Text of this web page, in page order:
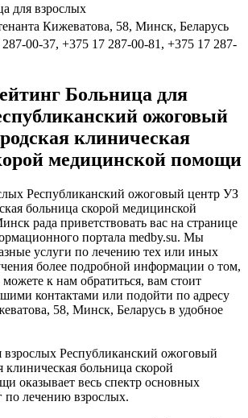
для взрослых
Кижеватова, 58, Минск, Беларусь
00-37, +375 17 287-00-81, +375 17 287-
Больница для
ожоговый
клиническая
медицинской помощи
Республиканский ожоговый центр УЗ
больница скорой медицинской
рада приветствовать вас на странице
портала medby.su. Мы
услуги по лечению тех или иных
более подробной информации о том,
к нам обратиться, вам стоит
контактами или подойти по адресу
58, Минск, Беларусь в удобное
Республиканский ожоговый
клиническая больница скорой
оказывает весь спектр основных
по лечению взрослых.